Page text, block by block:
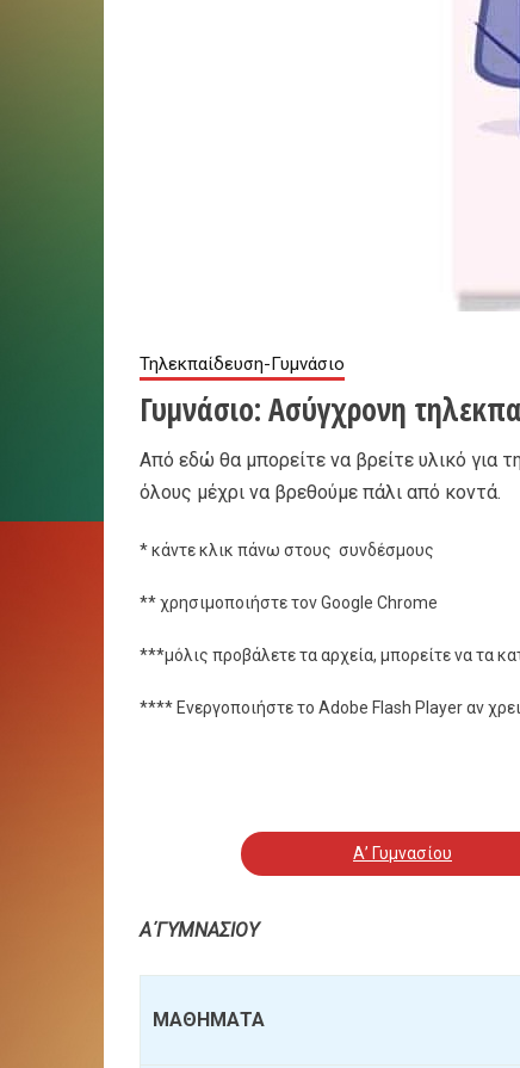
Τηλεκπαίδευση-Γυμνάσιο
Γυμνάσιο: Ασύγχρονη
Από εδώ θα μπορείτε να βρείτε υλικό για
όλους μέχρι να βρεθούμε πάλι από κοντά.
* κάντε κλικ πάνω στους συνδέσμους
** χρησιμοποιήστε τον Google Chrome
***μόλις προβάλετε τα αρχεία, μπορείτε να τα
**** Ενεργοποιήστε το Adobe Flash Player αν
Α’ Γυμνασίου
Α΄ΓΥΜΝΑΣΙΟΥ
ΜΑΘΗΜΑΤΑ